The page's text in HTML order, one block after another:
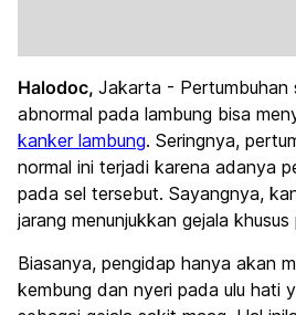
Halodoc, Jakarta - Pertumbuhan
abnormal pada lambung bisa
kanker lambung. Seringnya,
normal ini terjadi karena adanya
pada sel tersebut. Sayangnya,
jarang menunjukkan gejala
Biasanya, pengidap hanya akan
kembung dan nyeri pada ulu hati